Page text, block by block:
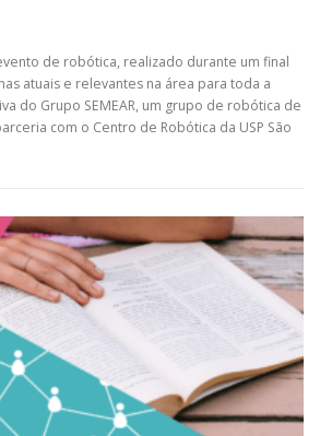
de robótica, realizado durante um final
atuais e relevantes na área para toda a
do Grupo SEMEAR, um grupo de robótica de
com o Centro de Robótica da USP São